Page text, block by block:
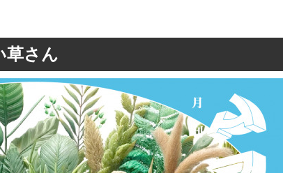
草さん